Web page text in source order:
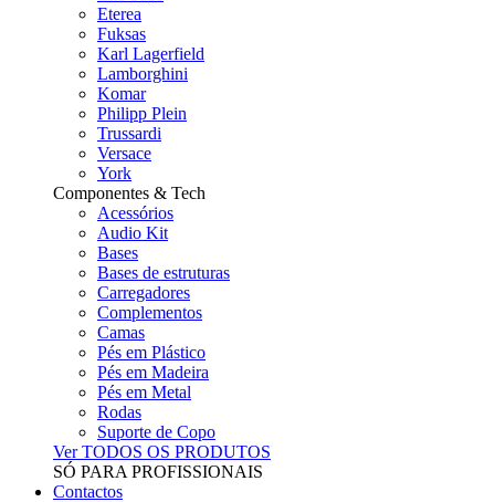
Eterea
Fuksas
Karl Lagerfield
Lamborghini
Komar
Philipp Plein
Trussardi
Versace
York
Componentes & Tech
Acessórios
Audio Kit
Bases
Bases de estruturas
Carregadores
Complementos
Camas
Pés em Plástico
Pés em Madeira
Pés em Metal
Rodas
Suporte de Copo
Ver TODOS OS PRODUTOS
SÓ PARA PROFISSIONAIS
Contactos